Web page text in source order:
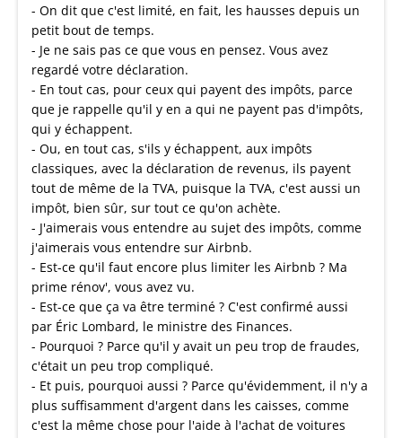
- On dit que c'est limité, en fait, les hausses depuis un
petit bout de temps.
- Je ne sais pas ce que vous en pensez. Vous avez
regardé votre déclaration.
- En tout cas, pour ceux qui payent des impôts, parce
que je rappelle qu'il y en a qui ne payent pas d'impôts,
qui y échappent.
- Ou, en tout cas, s'ils y échappent, aux impôts
classiques, avec la déclaration de revenus, ils payent
tout de même de la TVA, puisque la TVA, c'est aussi un
impôt, bien sûr, sur tout ce qu'on achète.
- J'aimerais vous entendre au sujet des impôts, comme
j'aimerais vous entendre sur Airbnb.
- Est-ce qu'il faut encore plus limiter les Airbnb ? Ma
prime rénov', vous avez vu.
- Est-ce que ça va être terminé ? C'est confirmé aussi
par Éric Lombard, le ministre des Finances.
- Pourquoi ? Parce qu'il y avait un peu trop de fraudes,
c'était un peu trop compliqué.
- Et puis, pourquoi aussi ? Parce qu'évidemment, il n'y a
plus suffisamment d'argent dans les caisses, comme
c'est la même chose pour l'aide à l'achat de voitures